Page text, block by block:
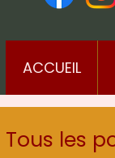
ACCUEIL
Tous les